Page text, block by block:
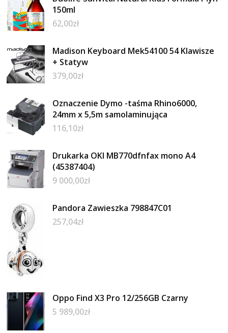
150ml
62,00zł
Madison Keyboard Mek54100 54 Klawisze
+ Statyw
379,00zł
Oznaczenie Dymo -taśma Rhino6000,
24mm x 5,5m samolaminująca
116,10zł
Drukarka OKI MB770dfnfax mono A4
(45387404)
9 000,00zł
Pandora Zawieszka 798847C01
257,04zł
Oppo Find X3 Pro 12/256GB Czarny
5 989,00zł